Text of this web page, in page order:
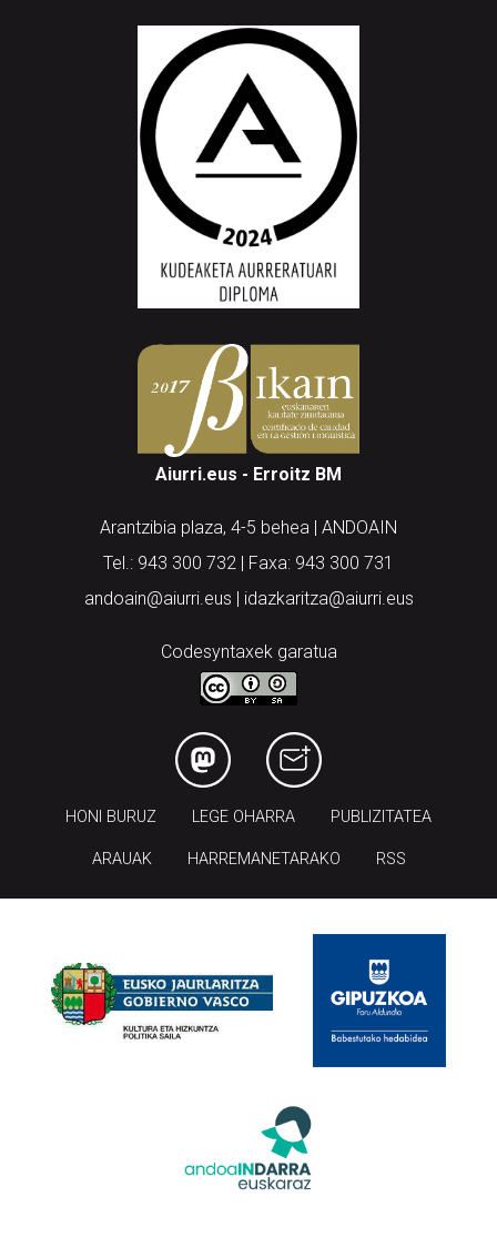
Aiurri.eus - Erroitz BM
Arantzibia plaza, 4-5 behea | ANDOAIN
Tel.: 943 300 732 | Faxa: 943 300 731
andoain@aiurri.eus | idazkaritza@aiurri.eus
Codesyntaxek garatua
HONI BURUZ LEGE OHARRA PUBLIZITATEA
ARAUAK HARREMANETARAKO RSS